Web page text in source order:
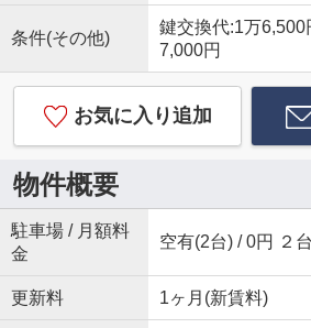
条件(その他)
鍵交換代:1万
7,000円
お気に入り追加
物件概要
駐車場 / 月額料
金
空有(2台) / 0円 ２台
更新料 1ヶ月(新賃料)